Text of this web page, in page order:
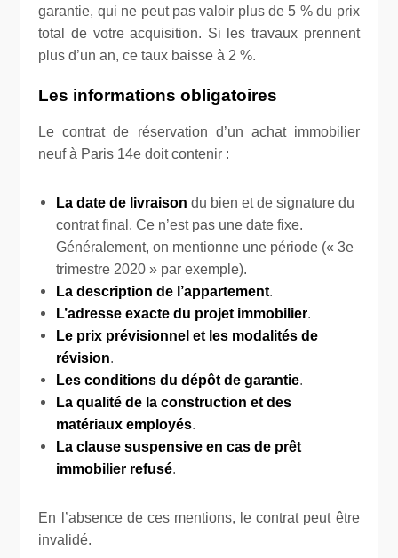
garantie, qui ne peut pas valoir plus de 5 % du prix
total de votre acquisition. Si les travaux prennent
plus d’un an, ce taux baisse à 2 %.
Les informations obligatoires
Le contrat de réservation d’un achat immobilier
neuf à Paris 14e doit contenir :
La date de livraison du bien et de signature du
contrat final. Ce n’est pas une date fixe.
Généralement, on mentionne une période (« 3e
trimestre 2020 » par exemple).
La description de l’appartement.
L’adresse exacte du projet immobilier.
Le prix prévisionnel et les modalités de
révision.
Les conditions du dépôt de garantie.
La qualité de la construction et des
matériaux employés.
La clause suspensive en cas de prêt
immobilier refusé.
En l’absence de ces mentions, le contrat peut être
invalidé.